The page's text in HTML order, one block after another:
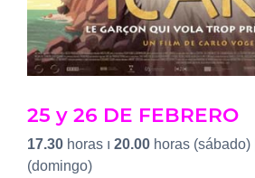
25 y 26 DE FEBRERO
17.30 horas ı 20.00 horas (sábado) |
(domingo)